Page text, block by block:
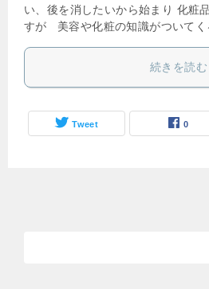
い、後を消したいから始まり 化粧
すが 美容や化粧の知識がついて
続きを読む
Tweet 0